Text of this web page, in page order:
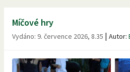
Míčové hry
Vydáno: 9. července 2026, 8.35 | Autor: